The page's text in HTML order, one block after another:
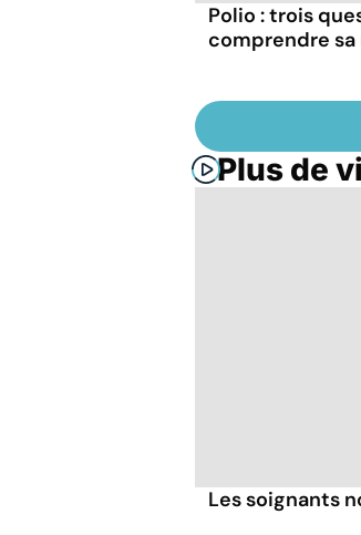
Polio : trois
comprendre
Plus de
Les soignants